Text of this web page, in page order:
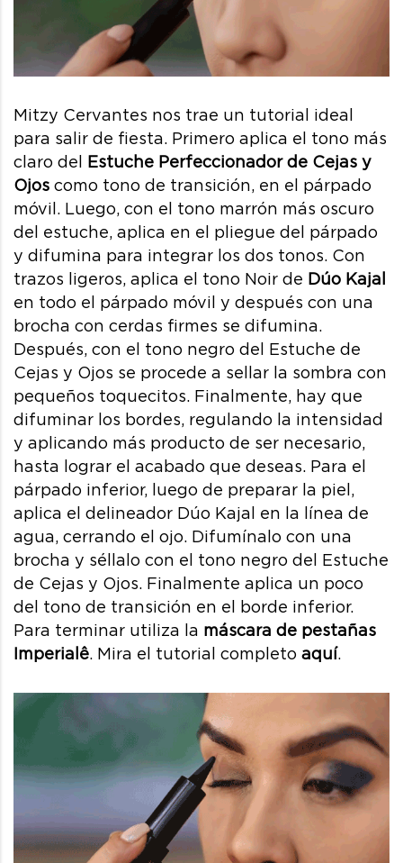
Mitzy Cervantes nos trae un tutorial ideal
para salir de fiesta. Primero aplica el tono más
claro del Estuche Perfeccionador de Cejas y
Ojos como tono de transición, en el párpado
móvil. Luego, con el tono marrón más oscuro
del estuche, aplica en el pliegue del párpado
y difumina para integrar los dos tonos. Con
trazos ligeros, aplica el tono Noir de Dúo Kajal
en todo el párpado móvil y después con una
brocha con cerdas firmes se difumina.
Después, con el tono negro del Estuche de
Cejas y Ojos se procede a sellar la sombra con
pequeños toquecitos. Finalmente, hay que
difuminar los bordes, regulando la intensidad
y aplicando más producto de ser necesario,
hasta lograr el acabado que deseas. Para el
párpado inferior, luego de preparar la piel,
aplica el delineador Dúo Kajal en la línea de
agua, cerrando el ojo. Difumínalo con una
brocha y séllalo con el tono negro del Estuche
de Cejas y Ojos. Finalmente aplica un poco
del tono de transición en el borde inferior.
Para terminar utiliza la máscara de pestañas
Imperialê. Mira el tutorial completo aquí.